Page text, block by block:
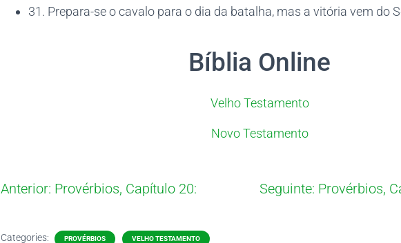
31. Prepara-se o cavalo para o dia da batalha, mas a vitória vem do
Bíblia Online
Velho Testamento
Novo Testamento
Anterior: Provérbios, Capítulo 20: Seguinte: Provérbios,
Categories: PROVÉRBIOS VELHO TESTAMENTO